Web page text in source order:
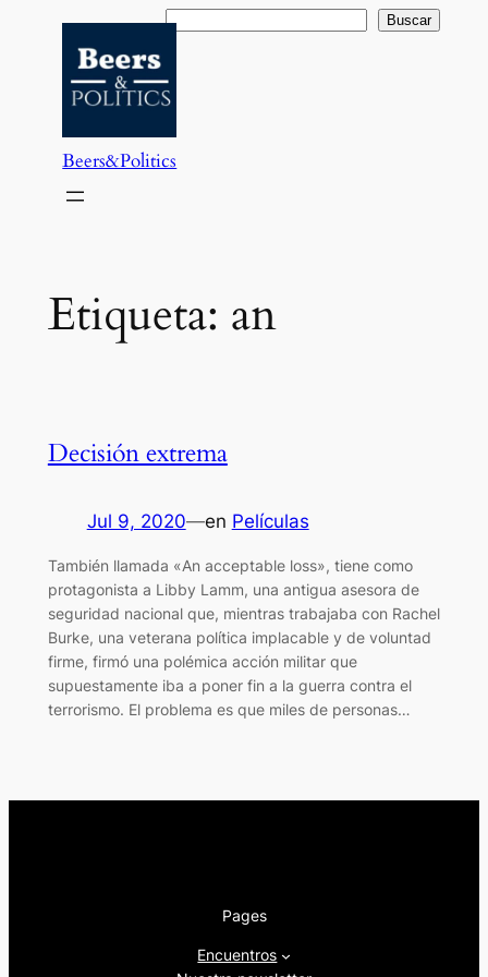
contenido
Buscar Buscar
Beers&Politics
Etiqueta: an
Decisión extrema
Jul 9, 2020—en Películas
También llamada «An acceptable loss», tiene como
protagonista a Libby Lamm, una antigua asesora de
seguridad nacional que, mientras trabajaba con Rachel
Burke, una veterana política implacable y de voluntad
firme, firmó una polémica acción militar que
supuestamente iba a poner fin a la guerra contra el
terrorismo. El problema es que miles de personas…
Pages
Encuentros